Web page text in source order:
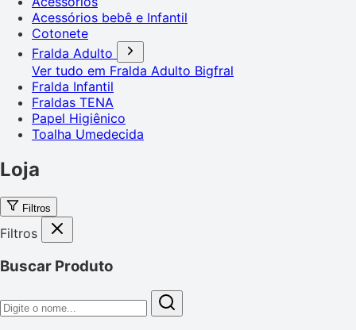
Acessórios bebê e Infantil
Cotonete
Fralda Adulto
Ver tudo em Fralda Adulto Bigfral
Fralda Infantil
Fraldas TENA
Papel Higiênico
Toalha Umedecida
Loja
Filtros
Filtros
Buscar Produto